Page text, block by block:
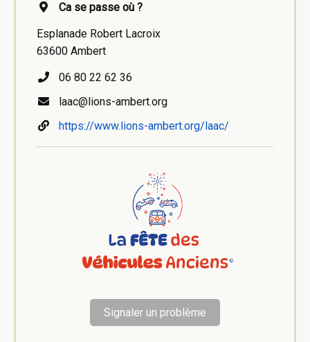
Ca se passe où ?
Esplanade Robert Lacroix
63600 Ambert
06 80 22 62 36
laac@lions-ambert.org
https://www.lions-ambert.org/laac/
Signaler un problème